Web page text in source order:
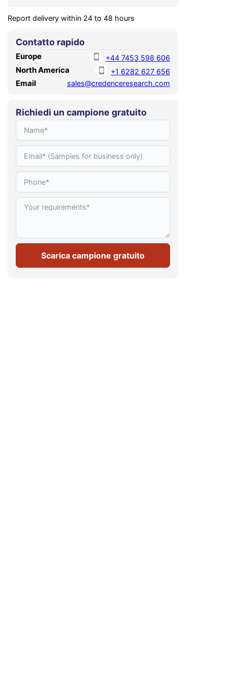
Report delivery within 24 to 48 hours
Contatto rapido
Europe +44 7453 598 606
North America +1 6282 627 656
Email sales@credenceresearch.com
Richiedi un campione gratuito
Scarica campione gratuito